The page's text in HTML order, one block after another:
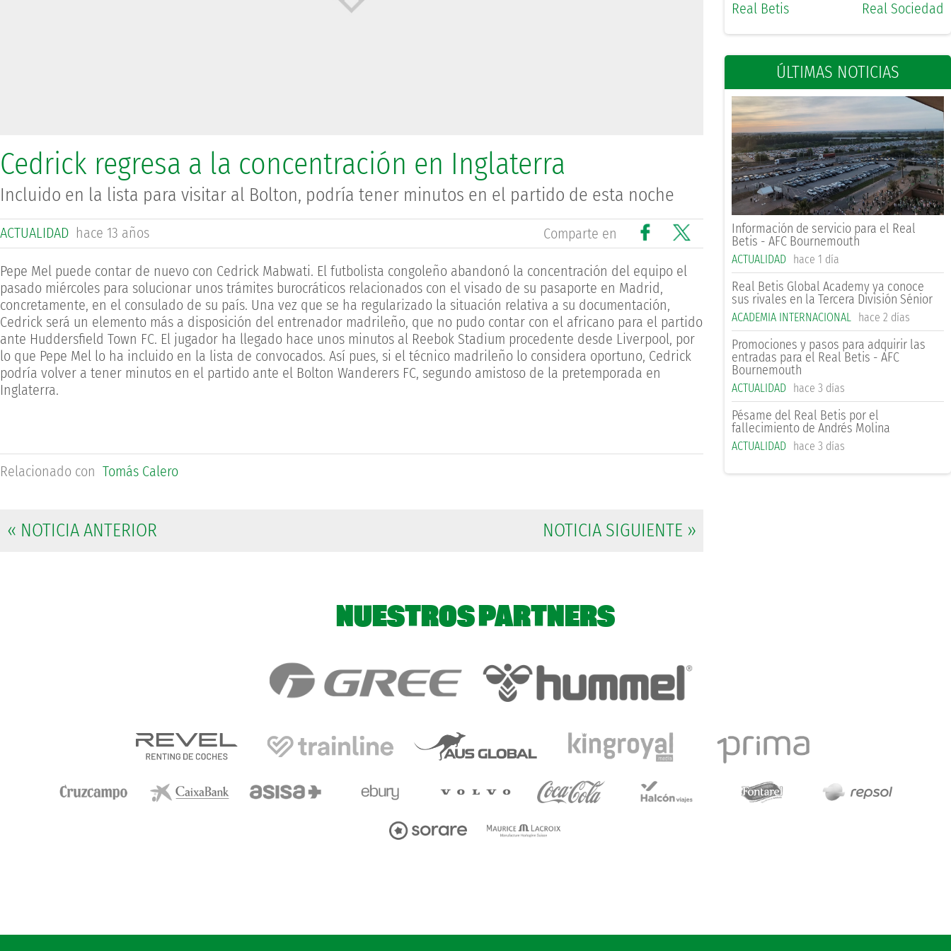
Real Betis Real Sociedad
ÚLTIMAS NOTICIAS
Información de servicio para el Real
Betis - AFC Bournemouth
ACTUALIDAD hace 1 día
Real Betis Global Academy ya conoce
sus rivales en la Tercera División Sénior
ACADEMIA INTERNACIONAL hace 2 días
Promociones y pasos para adquirir las
entradas para el Real Betis - AFC
Bournemouth
ACTUALIDAD hace 3 días
Pésame del Real Betis por el
fallecimiento de Andrés Molina
ACTUALIDAD hace 3 días
Cedrick regresa a la concentración en Inglaterra
Incluido en la lista para visitar al Bolton, podría tener minutos en el partido de esta noche
ACTUALIDAD hace 13 años Comparte en
Pepe Mel puede contar de nuevo con Cedrick Mabwati. El futbolista congoleño abandonó la concentración del equipo el
pasado miércoles para solucionar unos trámites burocráticos relacionados con el visado de su pasaporte en Madrid,
concretamente, en el consulado de su país. Una vez que se ha regularizado la situación relativa a su documentación,
Cedrick será un elemento más a disposición del entrenador madrileño, que no pudo contar con el africano para el partido
ante Huddersfield Town FC. El jugador ha llegado hace unos minutos al Reebok Stadium procedente desde Liverpool, por
lo que Pepe Mel lo ha incluido en la lista de convocados. Así pues, si el técnico madrileño lo considera oportuno, Cedrick
podría volver a tener minutos en el partido ante el Bolton Wanderers FC, segundo amistoso de la pretemporada en
Inglaterra.
Relacionado con Tomás Calero
« NOTICIA ANTERIOR NOTICIA SIGUIENTE »
NUESTROS PARTNERS